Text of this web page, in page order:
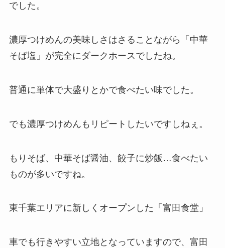
でした。
濃厚つけめんの美味しさはさることながら「中華
そば塩」が完全にダークホースでしたね。
普通に単体で大盛りとかで食べたい味でした。
でも濃厚つけめんもリピートしたいですしねぇ。
もりそば、中華そば醤油、餃子に炒飯…食べたい
ものが多いですね。
東千葉エリアに新しくオープンした「富田食堂」
車でも行きやすい立地となっていますので、富田